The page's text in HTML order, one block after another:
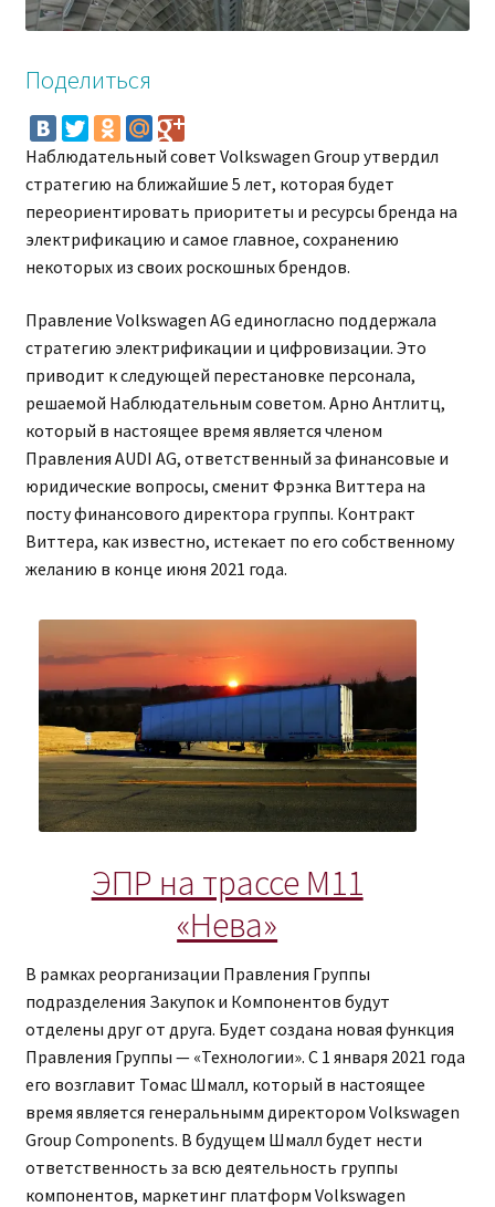
Поделиться
Наблюдательный совет Volkswagen Group утвердил
стратегию на ближайшие 5 лет, которая будет
переориентировать приоритеты и ресурсы бренда на
электрификацию и самое главное, сохранению
некоторых из своих роскошных брендов.
Правление Volkswagen AG единогласно поддержала
стратегию электрификации и цифровизации. Это
приводит к следующей перестановке персонала,
решаемой Наблюдательным советом. Арно Антлитц,
который в настоящее время является членом
Правления AUDI AG, ответственный за финансовые и
юридические вопросы, сменит Фрэнка Виттера на
посту финансового директора группы. Контракт
Виттера, как известно, истекает по его собственному
желанию в конце июня 2021 года.
ЭПР на трассе М11
«Нева»
В рамках реорганизации Правления Группы
подразделения Закупок и Компонентов будут
отделены друг от друга. Будет создана новая функция
Правления Группы — «Технологии». С 1 января 2021 года
его возглавит Томас Шмалл, который в настоящее
время является генеральнымм директором Volkswagen
Group Components. В будущем Шмалл будет нести
ответственность за всю деятельность группы
компонентов, маркетинг платформ Volkswagen